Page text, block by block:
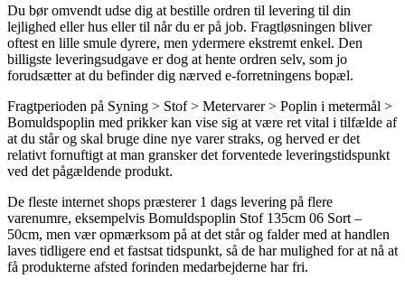
Du bør omvendt udse dig at bestille ordren til levering til din
lejlighed eller hus eller til når du er på job. Fragtløsningen bliver
oftest en lille smule dyrere, men ydermere ekstremt enkel. Den
billigste leveringsudgave er dog at hente ordren selv, som jo
forudsætter at du befinder dig nærved e-forretningens bopæl.
Fragtperioden på Syning > Stof > Metervarer > Poplin i metermål >
Bomuldspoplin med prikker kan vise sig at være ret vital i tilfælde af
at du står og skal bruge dine nye varer straks, og herved er det
relativt fornuftigt at man gransker det forventede leveringstidspunkt
ved det pågældende produkt.
De fleste internet shops præsterer 1 dags levering på flere
varenumre, eksempelvis Bomuldspoplin Stof 135cm 06 Sort –
50cm, men vær opmærksom på at det står og falder med at handlen
laves tidligere end et fastsat tidspunkt, så de har mulighed for at nå at
få produkterne afsted forinden medarbejderne har fri.